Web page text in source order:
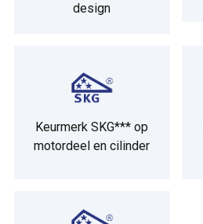
design
Keurmerk SKG*** op
motordeel en cilinder